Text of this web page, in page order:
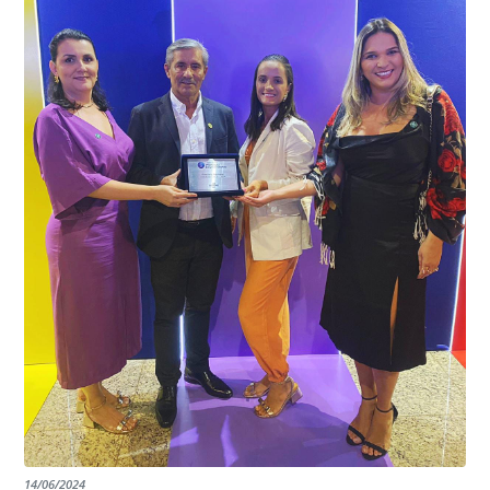
garantindo assim a continuidade e a qualidade do
programa.
EDITAL RENOVAÇÃO DO CREDENCIAMENTO
INSTITUIÇÕES
14/06/2024